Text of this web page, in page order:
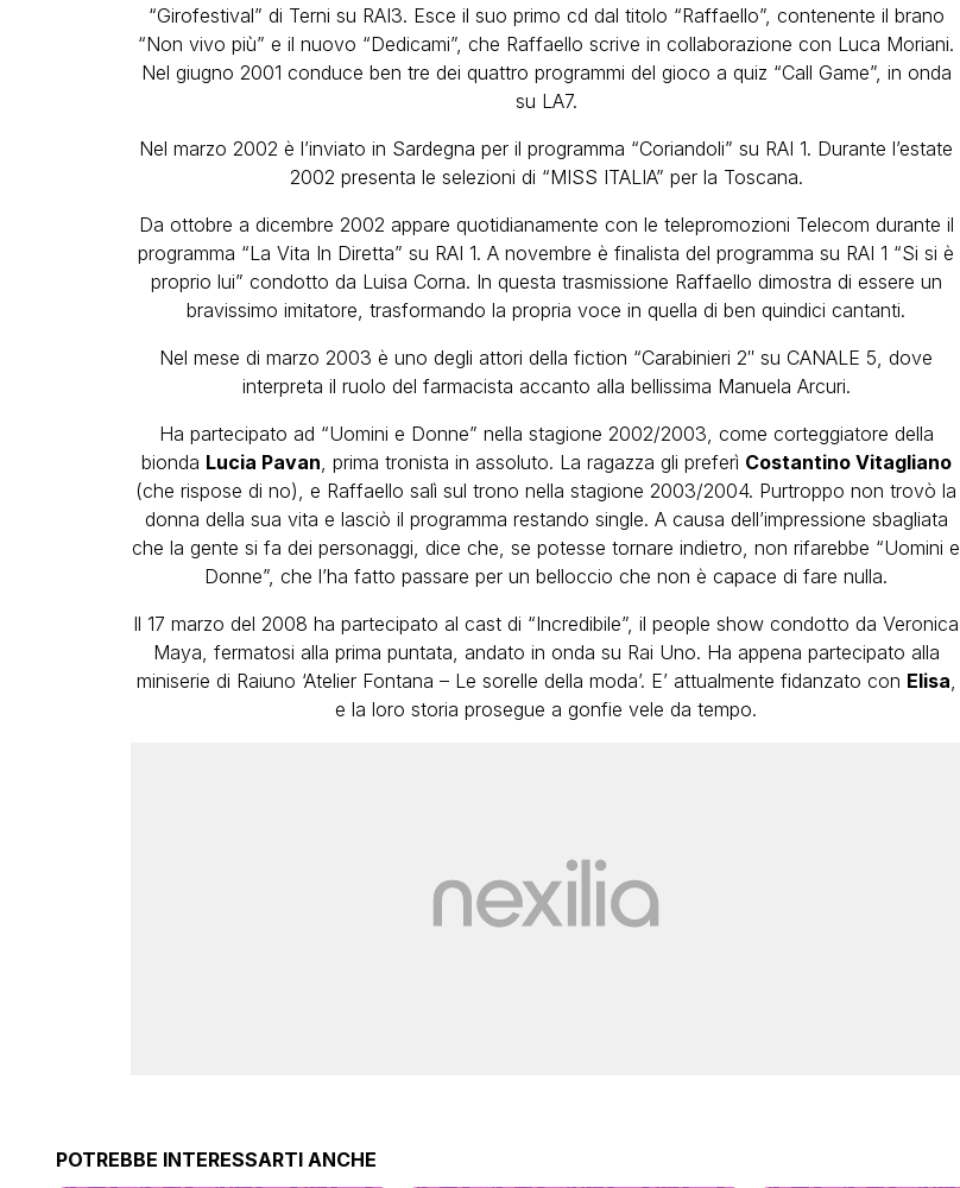
“Girofestival” di Terni su RAI3. Esce il suo primo cd dal titolo “Raffaello”, contenente il brano
“Non vivo più” e il nuovo “Dedicami”, che Raffaello scrive in collaborazione con Luca Moriani.
Nel giugno 2001 conduce ben tre dei quattro programmi del gioco a quiz “Call Game”, in onda
su LA7.
Nel marzo 2002 è l’inviato in Sardegna per il programma “Coriandoli” su RAI 1. Durante l’estate
2002 presenta le selezioni di “MISS ITALIA” per la Toscana.
Da ottobre a dicembre 2002 appare quotidianamente con le telepromozioni Telecom durante il
programma “La Vita In Diretta” su RAI 1. A novembre è finalista del programma su RAI 1 “Si si è
proprio lui” condotto da Luisa Corna. In questa trasmissione Raffaello dimostra di essere un
bravissimo imitatore, trasformando la propria voce in quella di ben quindici cantanti.
Nel mese di marzo 2003 è uno degli attori della fiction “Carabinieri 2″ su CANALE 5, dove
interpreta il ruolo del farmacista accanto alla bellissima Manuela Arcuri.
Ha partecipato ad “Uomini e Donne” nella stagione 2002/2003, come corteggiatore della
bionda Lucia Pavan, prima tronista in assoluto. La ragazza gli preferì Costantino Vitagliano
(che rispose di no), e Raffaello salì sul trono nella stagione 2003/2004. Purtroppo non trovò la
donna della sua vita e lasciò il programma restando single. A causa dell’impressione sbagliata
che la gente si fa dei personaggi, dice che, se potesse tornare indietro, non rifarebbe “Uomini e
Donne”, che l’ha fatto passare per un belloccio che non è capace di fare nulla.
Il 17 marzo del 2008 ha partecipato al cast di “Incredibile”, il people show condotto da Veronica
Maya, fermatosi alla prima puntata, andato in onda su Rai Uno. Ha appena partecipato alla
miniserie di Raiuno ‘Atelier Fontana – Le sorelle della moda’. E’ attualmente fidanzato con Elisa,
e la loro storia prosegue a gonfie vele da tempo.
POTREBBE INTERESSARTI ANCHE